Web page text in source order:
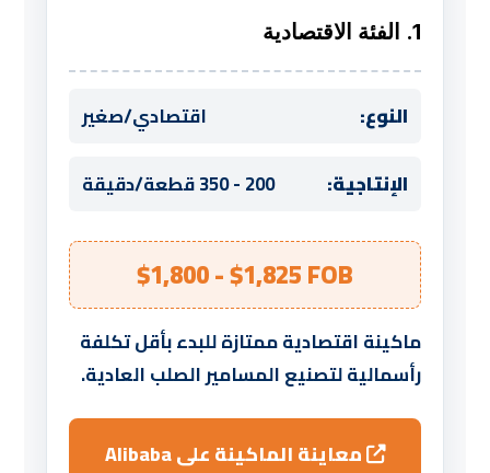
1. الفئة الاقتصادية
النوع:
اقتصادي/صغير
الإنتاجية:
200 - 350 قطعة/دقيقة
$1,800 - $1,825 FOB
ماكينة اقتصادية ممتازة للبدء بأقل تكلفة
رأسمالية لتصنيع المسامير الصلب العادية.
معاينة الماكينة على Alibaba